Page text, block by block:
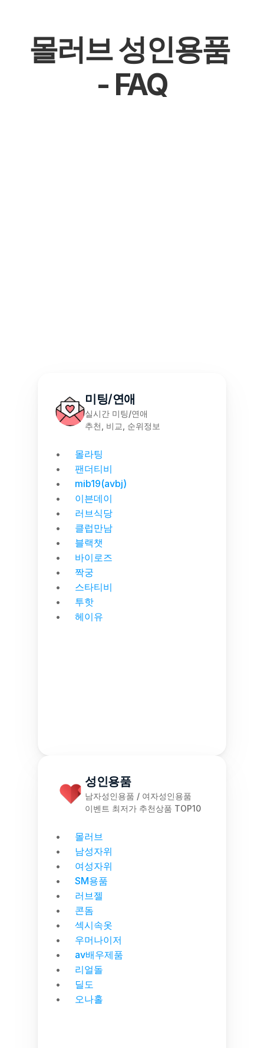
몰러브 성인용품
- FAQ
미팅/연애
실시간 미팅/연애
추천, 비교, 순위정보
몰라팅
팬더티비
mib19(avbj)
이븐데이
러브식당
클럽만남
블랙챗
바이로즈
짝궁
스타티비
투핫
헤이유
성인용품
남자성인용품 / 여자성인용품
이벤트 최저가 추천상품 TOP10
몰러브
남성자위
여성자위
SM용품
러브젤
콘돔
섹시속옷
우머나이저
av배우제품
리얼돌
딜도
오나홀